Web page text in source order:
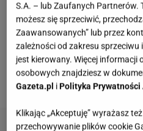
względu na innowacyjność
regeneracji struktury
chemicznych. Myślą
podejście do odbudowy i
włosów.
S.A. – lub Zaufanych Partnerów.
możesz się sprzeciwić,
Zaawansowanych” lub przez
zależności od zakresu
jest kierowany. Więcej informacji
osobowych znajdziesz w
Gazeta.pl iPolityka Prywatności
Klikając „Akceptuję” wyrażasz
przechowywanie plików cookie